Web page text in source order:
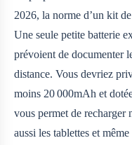
2026, la norme d’un kit
Une seule petite batterie
prévoient de documenter
distance. Vous devriez
moins 20 000mAh et
vous permet de recharger
aussi les tablettes et